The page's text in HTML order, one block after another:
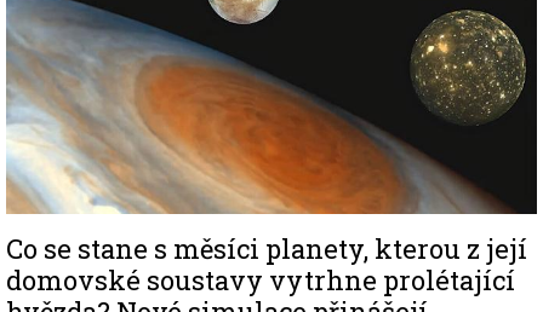
Co se stane s měsíci planety, kterou z její
domovské soustavy vytrhne prolétající